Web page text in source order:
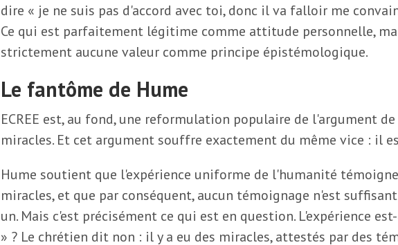
dire « je ne suis pas d'accord avec toi, donc il va falloir me
Ce qui est parfaitement légitime comme attitude personnelle,
strictement aucune valeur comme principe épistémologique.
Le fantôme de Hume
ECREE est, au fond, une reformulation populaire de l'argument
miracles. Et cet argument souffre exactement du même vice : il
Hume soutient que l'expérience uniforme de l'humanité
miracles, et que par conséquent, aucun témoignage n'est
un. Mais c'est précisément ce qui est en question. L'expérience
» ? Le chrétien dit non : il y a eu des miracles, attestés par des